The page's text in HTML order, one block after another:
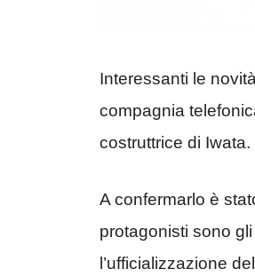
Interessanti le
compagnia
costruttrice di Iwata.
A confermarlo è
protagonisti sono
l’ufficializzazione